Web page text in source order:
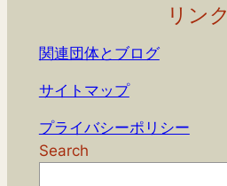
リンク
関連団体とブログ
サイトマップ
プライバシーポリシー
Search